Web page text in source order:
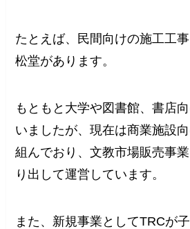
たとえば、民間向けの施工工
松堂があります。
もともと大学や図書館、書店
いましたが、現在は商業施設
組んでおり、文教市場販売事
り出して運営しています。
また、新規事業としてTRCが